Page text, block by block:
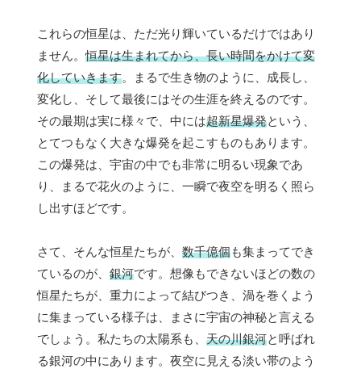
これらの恒星は、ただ光り輝いているだけではあり
ません。恒星は生まれてから、長い時間をかけて変
化していきます。まるで生き物のように、成長し、
変化し、そして最後にはその生涯を終えるのです。
その最期は実に様々で、中には超新星爆発という、
とてつもなく大きな爆発を起こすものもあります。
この爆発は、宇宙の中でも非常に明るい現象であ
り、まるで花火のように、一瞬で夜空を明るく照ら
し出すほどです。
さて、そんな恒星たちが、 数千億個も集まってでき
ているのが、 銀河です。想像もできないほどの数の
恒星たちが、重力によって結びつき、渦を巻くよう
に集まっている様子は、まさに宇宙の神秘と言える
でしょう。私たちの太陽系も、 天の川銀河と呼ばれ
る銀河の中にあります。夜空に見える淡い帯のよう